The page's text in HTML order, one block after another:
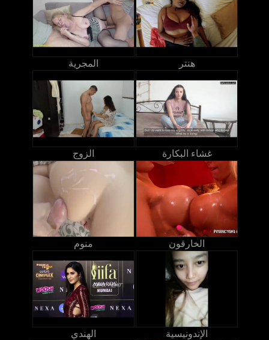
المجرية هنتر
الزوج غشاء البكارة
منوم الخارقون
الهندي الإندونيسية